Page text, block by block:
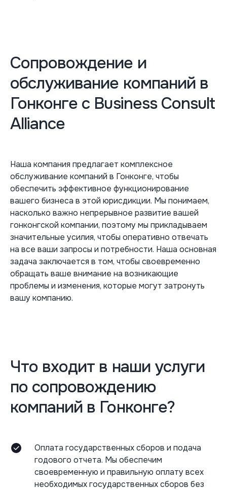
Сопровождение и
обслуживание компаний в
Гонконге с Business Consult
Alliance
Наша компания предлагает комплексное
обслуживание компаний в Гонконге, чтобы
обеспечить эффективное функционирование
вашего бизнеса в этой юрисдикции. Мы понимаем,
насколько важно непрерывное развитие вашей
гонконгской компании, поэтому мы прикладываем
значительные усилия, чтобы оперативно отвечать
на все ваши запросы и потребности. Наша основная
задача заключается в том, чтобы своевременно
обращать ваше внимание на возникающие
проблемы и изменения, которые могут затронуть
вашу компанию.
Что входит в наши услуги
по сопровождению
компаний в Гонконге?
Оплата государственных сборов и подача
годового отчета. Мы обеспечим
своевременную и правильную оплату всех
необходимых государственных сборов без